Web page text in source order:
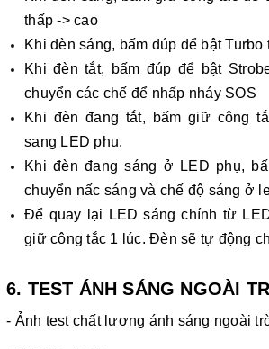
thấp -> cao
Khi đèn sáng, bấm đúp để bật Turbo
Khi đèn tắt, bấm đúp để bật
chuyển các chế để nhấp nháy SOS
Khi đèn đang tắt, bấm giữ công
sang LED phụ.
Khi đèn đang sáng ở LED phụ,
chuyển nấc sáng và chế độ sáng ở
Để quay lại LED sáng chính từ
giữ công tắc 1 lúc. Đèn sẽ tự động
6. TEST ÁNH SÁNG NGOÀI
- Ảnh test chất lượng ánh sáng ngoài